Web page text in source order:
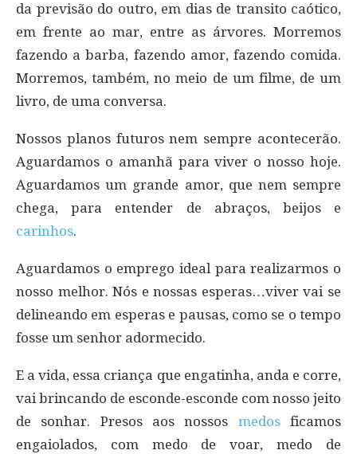
da previsão do outro, em dias de transito caótico,
em frente ao mar, entre as árvores. Morremos
fazendo a barba, fazendo amor, fazendo comida.
Morremos, também, no meio de um filme, de um
livro, de uma conversa.
Nossos planos futuros nem sempre acontecerão.
Aguardamos o amanhã para viver o nosso hoje.
Aguardamos um grande amor, que nem sempre
chega, para entender de abraços, beijos e
carinhos.
Aguardamos o emprego ideal para realizarmos o
nosso melhor. Nós e nossas esperas…viver vai se
delineando em esperas e pausas, como se o tempo
fosse um senhor adormecido.
E a vida, essa criança que engatinha, anda e corre,
vai brincando de esconde-esconde com nosso jeito
de sonhar. Presos aos nossos medosficamos
engaiolados, com medo de voar, medo de